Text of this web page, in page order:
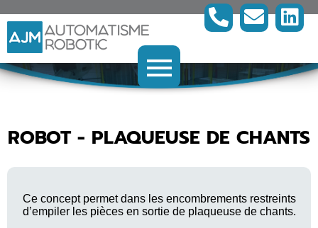
ROBOT - PLAQUEUSE DE CHANTS
Ce concept permet dans les encombrements restreints
d’empiler les pièces en sortie de plaqueuse de chants.